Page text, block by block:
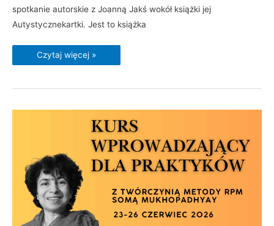
spotkanie autorskie z Joanną Jakś wokół książki jej
Autystycznekartki. Jest to książka
Czytaj więcej »